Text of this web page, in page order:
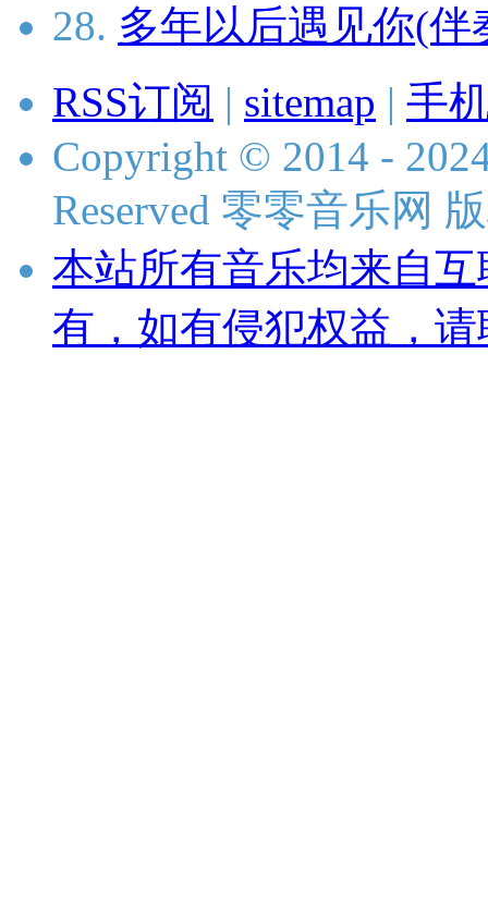
28. 多年以后遇见你(伴
RSS订阅 | sitemap | 手
Copyright © 2014 -
Reserved 零零音乐网
本站所有音乐均来自
有，如有侵犯权益，